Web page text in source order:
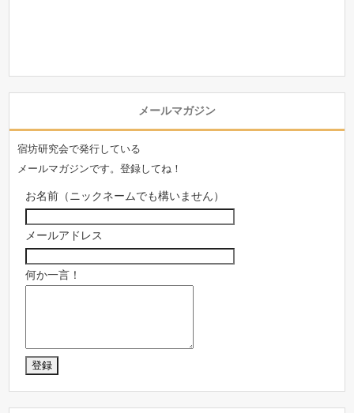
メールマガジン
宿坊研究会で発行している
メールマガジンです。登録してね！
お名前（ニックネームでも構いません）
メールアドレス
何か一言！